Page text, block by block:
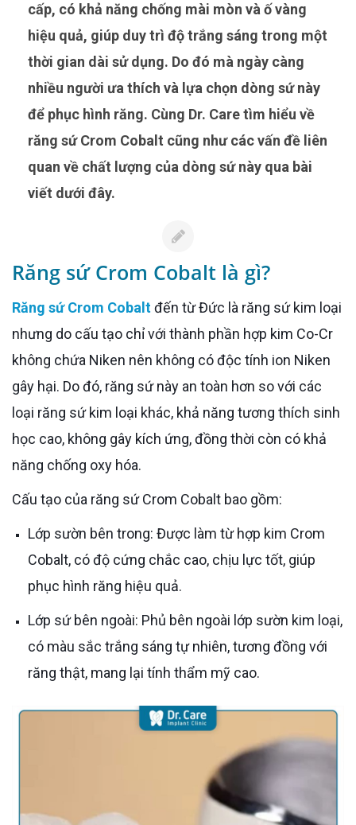
cấp, có khả năng chống mài mòn và ố vàng
hiệu quả, giúp duy trì độ trắng sáng trong một
thời gian dài sử dụng. Do đó mà ngày càng
nhiều người ưa thích và lựa chọn dòng sứ này
để phục hình răng. Cùng Dr. Care tìm hiểu về
răng sứ Crom Cobalt cũng như các vấn đề liên
quan về chất lượng của dòng sứ này qua bài
viết dưới đây.
Răng sứ Crom Cobalt là gì?
Răng sứ Crom Cobaltđến từ Đức là răng sứ kim loại
nhưng do cấu tạo chỉ với thành phần hợp kim Co-Cr
không chứa Niken nên không có độc tính ion Niken
gây hại. Do đó, răng sứ này an toàn hơn so với các
loại răng sứ kim loại khác, khả năng tương thích sinh
học cao, không gây kích ứng, đồng thời còn có khả
năng chống oxy hóa.
Cấu tạo của răng sứ Crom Cobalt bao gồm:
Lớp sườn bên trong: Được làm từ hợp kim Crom
Cobalt, có độ cứng chắc cao, chịu lực tốt, giúp
phục hình răng hiệu quả.
Lớp sứ bên ngoài: Phủ bên ngoài lớp sườn kim loại,
có màu sắc trắng sáng tự nhiên, tương đồng với
răng thật, mang lại tính thẩm mỹ cao.